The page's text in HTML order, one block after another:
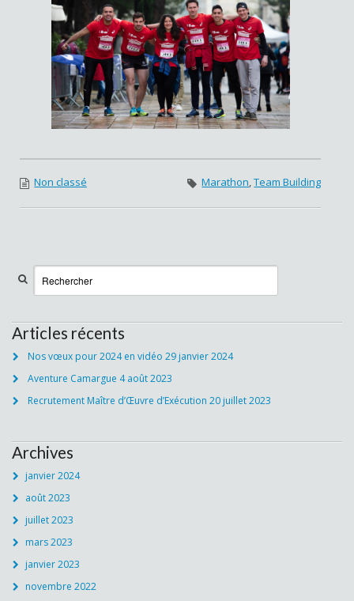
Non classé Marathon,Team Building
Articles récents
Nos vœux pour 2024 en vidéo 29 janvier 2024
Aventure Camargue 4 août 2023
Recrutement Maître d’Œuvre d’Exécution 20 juillet 2023
Archives
janvier 2024
août 2023
juillet 2023
mars 2023
janvier 2023
novembre 2022